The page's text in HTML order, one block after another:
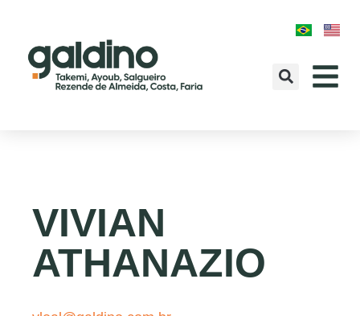
VIVIAN
ATHANAZIO